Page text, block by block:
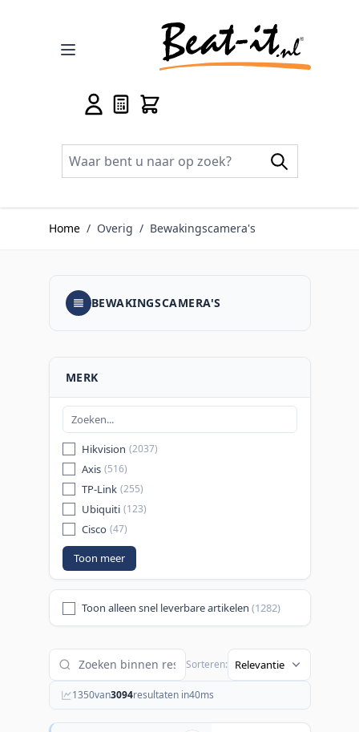
Home / Overig / Bewakingscamera's
BEWAKINGSCAMERA'S
MERK
Hikvision (2037)
Axis (516)
TP-Link (255)
Ubiquiti (123)
Cisco (47)
Toon meer
Toon alleen snel leverbare artikelen (1282)
Sorteren:
1350van3094resultaten in40ms